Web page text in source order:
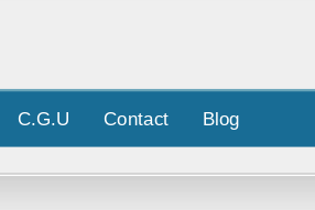
C.G.U Contact Blog